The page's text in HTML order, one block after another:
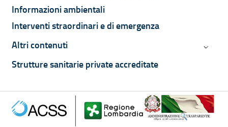
Informazioni ambientali
Interventi straordinari e di emergenza
Altri contenuti
Altri
Strutture sanitarie private accreditate